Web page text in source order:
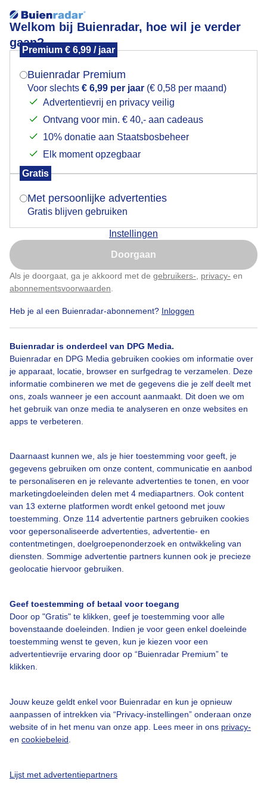
Welkom bij Buienradar, hoe wil je verder
gaan?
Premium € 6,99 / jaar
Buienradar Premium
Voor slechts € 6,99 per jaar (€ 0,58 per maand)
Advertentievrij en privacy veilig
Ontvang voor min. € 40,- aan cadeaus
10% donatie aan Staatsbosbeheer
Elk moment opzegbaar
Gratis
Met persoonlijke advertenties
Gratis blijven gebruiken
Instellingen
Doorgaan
Als je doorgaat, ga je akkoord met de gebruikers- privacy- en
abonnementsvoorwaarden
Heb je al een Buienradar-abonnement? Inloggen
Buienradar is onderdeel van DPG Media.
Buienradar en DPG Media gebruiken cookies om informatie over
je apparaat, locatie, browser en surfgedrag te verzamelen. Deze
informatie combineren we met de gegevens die je zelf deelt met
ons, zoals wanneer je een account aanmaakt. Dit doen we om
het gebruik van onze media te analyseren en onze websites en
apps te verbeteren.
Daarnaast kunnen we, als je hier toestemming voor geeft, je
gegevens gebruiken om onze content, communicatie en aanbod
te personaliseren en je relevante advertenties te tonen, en voor
marketingdoeleinden delen met 4 mediapartners. Ook content
van 13 externe platformen wordt enkel getoond met jouw
toestemming. Onze 114 advertentie partners gebruiken cookies
voor gepersonaliseerde advertenties, advertentie- en
contentmetingen, doelgroepenonderzoek en ontwikkeling van
diensten. Sommige advertentie partners kunnen ook je precieze
geolocatie hiervoor gebruiken.
Geef toestemming of betaal voor toegang
Door op "Gratis" te klikken, geef je toestemming voor alle
bovenstaande doeleinden. Indien je voor geen enkel doeleinde
toestemming wenst te geven, kun je kiezen voor een
advertentievrije ervaring door op “Buienradar Premium” te
klikken.
Jouw keuze geldt enkel voor Buienradar en kun je opnieuw
aanpassen of intrekken via “Privacy-instellingen” onderaan onze
website of in het menu van onze app. Lees meer in ons privacy-
en cookiebeleid
Lijst met advertentiepartners
Bewolkt en regenachtig af en toe lichte regenbuitjes
toe lichte regenbuitjes
Door: ria brasser
Afentoelichteregenbuitjes
Bekijk slideshow
Een moment geduld aub...
Over Buienradar
Bedrijfsgegevens
Veelgestelde vragen
Contact
Toegankelijkheid
Adverteren
Buienradar Team
Mogen we je locatie gebruiken voor het
Indien je hier nog geen akkoord op hebt gegeven,
verschijnt er zo een pop-up uit je browser waarin
Is goed, toon de popup
Nu niet, misschien later
Klik hierom dit aan te passen